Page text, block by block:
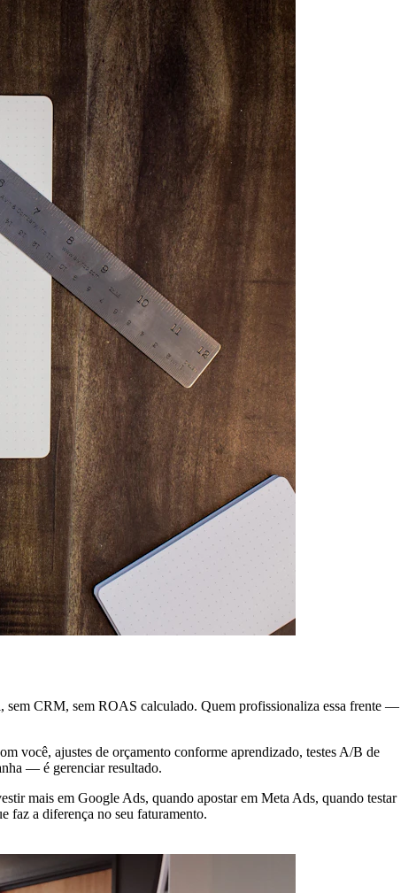
sem CRM, sem ROAS calculado. Quem profissionaliza essa frente —
você, ajustes de orçamento conforme aprendizado, testes A/B de
— é gerenciar resultado.
mais em Google Ads, quando apostar em Meta Ads, quando testar
faz a diferença no seu faturamento.